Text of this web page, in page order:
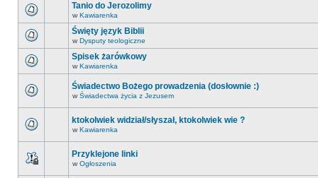
Tanio do Jerozolimy
w Kawiarenka
Święty język Biblii
w Dysputy teologiczne
Spisek żarówkowy
w Kawiarenka
Świadectwo Bożego prowadzenia (dosłownie :)
w Świadectwa życia z Jezusem
ktokolwiek widział/słyszał, ktokolwiek wie ?
w Kawiarenka
Przyklejone linki
w Ogłoszenia